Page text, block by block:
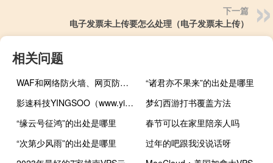
下一篇
电子发票未上传要怎么处理（电子发票未上传）
相关问题
WAF和网络防火墙、网页防篡改、IPS三者的区别
“诸君亦不果来”的出处是哪里
影速科技YINGSOO（www.yingsoo.com）深圳宝安数据中心深度测评
梦幻西游打书覆盖方法
“缘云号征鸿”的出处是哪里
春节可以在家里陪亲人吗
“次第少风雨”的出处是哪里
过年的吧跟我没说话呀